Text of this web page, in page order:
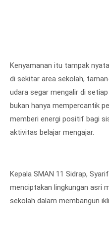
Kenyamanan itu tampak
di sekitar area sekolah,
udara segar mengalir di
bukan hanya mempercantik
memberi energi positif bagi
aktivitas belajar mengajar.
Kepala SMAN 11 Sidrap,
menciptakan lingkungan asri
sekolah dalam membangun